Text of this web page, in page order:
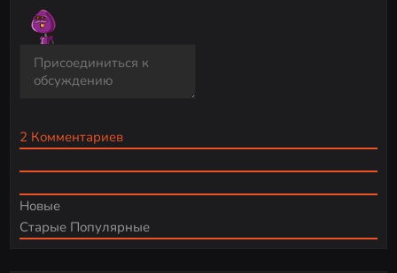
2 Комментариев
Новые
Старые Популярные